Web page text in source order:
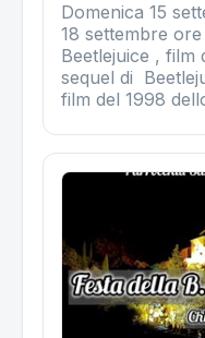
Domenica 15
18 settembre ore
Beetlejuice , film
sequel di
film del 1998